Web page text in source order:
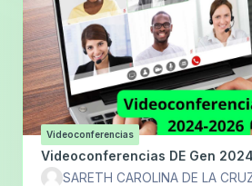
Videoconferencias
Videoconferencias DE Gen
SARETH CAROLINA DE LA